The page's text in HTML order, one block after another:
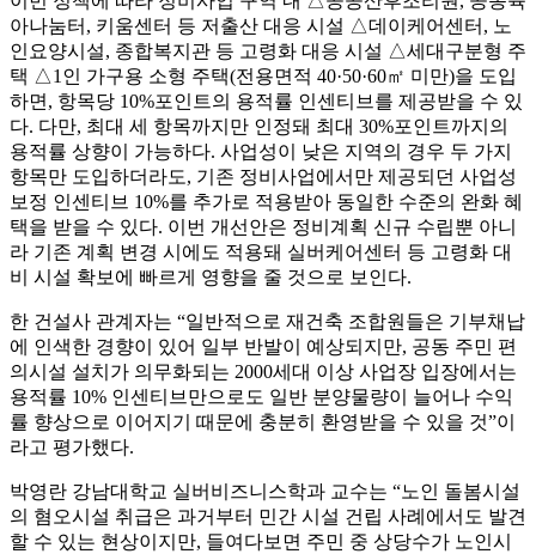
아나눔터, 키움센터 등 저출산 대응 시설 △데이케어센터, 노
인요양시설, 종합복지관 등 고령화 대응 시설 △세대구분형 주
택 △1인 가구용 소형 주택(전용면적 40·50·60㎡ 미만)을 도입
하면, 항목당 10%포인트의 용적률 인센티브를 제공받을 수 있
다. 다만, 최대 세 항목까지만 인정돼 최대 30%포인트까지의
용적률 상향이 가능하다. 사업성이 낮은 지역의 경우 두 가지
항목만 도입하더라도, 기존 정비사업에서만 제공되던 사업성
보정 인센티브 10%를 추가로 적용받아 동일한 수준의 완화 혜
택을 받을 수 있다. 이번 개선안은 정비계획 신규 수립뿐 아니
라 기존 계획 변경 시에도 적용돼 실버케어센터 등 고령화 대
비 시설 확보에 빠르게 영향을 줄 것으로 보인다.
한 건설사 관계자는 “일반적으로 재건축 조합원들은 기부채납
에 인색한 경향이 있어 일부 반발이 예상되지만, 공동 주민 편
의시설 설치가 의무화되는 2000세대 이상 사업장 입장에서는
용적률 10% 인센티브만으로도 일반 분양물량이 늘어나 수익
률 향상으로 이어지기 때문에 충분히 환영받을 수 있을 것”이
라고 평가했다.
박영란 강남대학교 실버비즈니스학과 교수는 “노인 돌봄시설
의 혐오시설 취급은 과거부터 민간 시설 건립 사례에서도 발견
할 수 있는 현상이지만, 들여다보면 주민 중 상당수가 노인시